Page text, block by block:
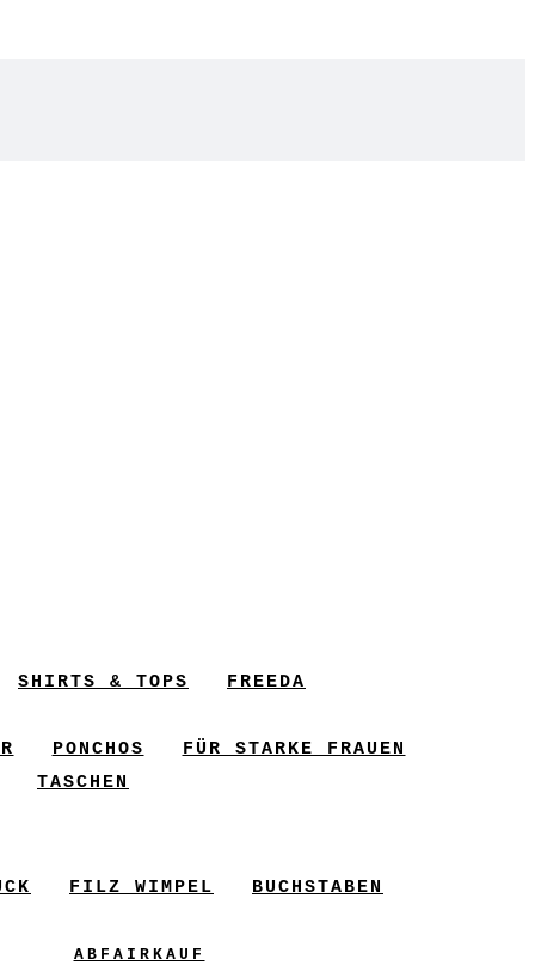
SHIRTS & TOPS FREEDA
PONCHOS
FÜR STARKE FRAUEN
TASCHEN
FILZ WIMPEL BUCHSTABEN
ABFAIRKAUF